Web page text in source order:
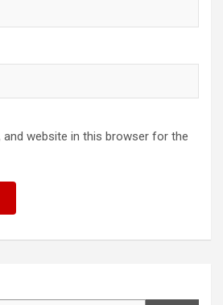
and website in this browser for the